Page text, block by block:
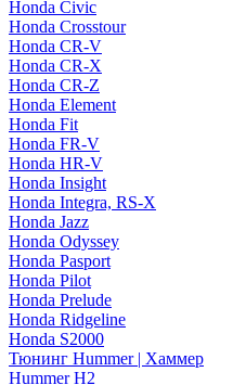
Honda Civic
Honda Crosstour
Honda CR-V
Honda CR-X
Honda CR-Z
Honda Element
Honda Fit
Honda FR-V
Honda HR-V
Honda Insight
Honda Integra, RS-X
Honda Jazz
Honda Odyssey
Honda Pasport
Honda Pilot
Honda Prelude
Honda Ridgeline
Honda S2000
Тюнинг Hummer | Хаммер
Hummer H2